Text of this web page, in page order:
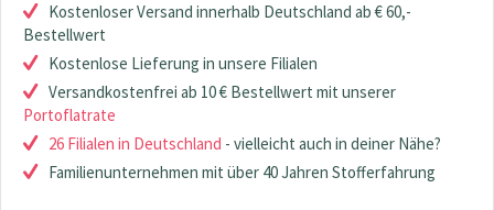
Kostenloser Versand innerhalb Deutschland ab € 60,-
Bestellwert
Kostenlose Lieferung in unsere Filialen
Versandkostenfrei ab 10 € Bestellwert mit unserer
Portoflatrate
26 Filialen in Deutschland - vielleicht auch in deiner Nähe?
Familienunternehmen mit über 40 Jahren Stofferfahrung